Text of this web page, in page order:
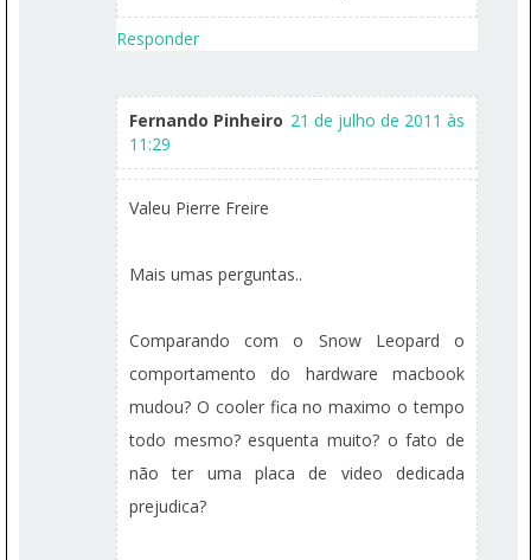
Responder
Fernando Pinheiro 21 de julho de 2011 às
11:29
Valeu Pierre Freire
Mais umas perguntas..
Comparando com o Snow Leopard o
comportamento do hardware macbook
mudou? O cooler fica no maximo o tempo
todo mesmo? esquenta muito? o fato de
não ter uma placa de video dedicada
prejudica?